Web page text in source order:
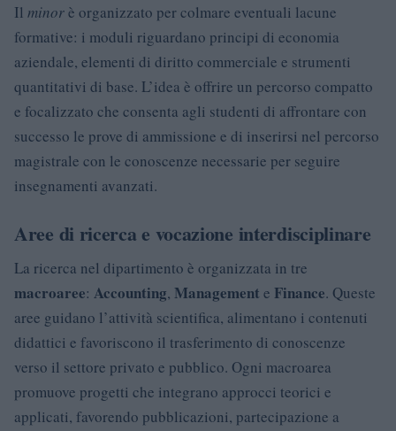
Il minorè organizzato per colmare eventuali lacune
formative: i moduli riguardano principi di economia
aziendale, elementi di diritto commerciale e strumenti
quantitativi di base. L’idea è offrire un percorso compatto
e focalizzato che consenta agli studenti di affrontare con
successo le prove di ammissione e di inserirsi nel percorso
magistrale con le conoscenze necessarie per seguire
insegnamenti avanzati.
Aree di ricerca e vocazione interdisciplinare
La ricerca nel dipartimento è organizzata in tre
macroaree: Accounting, Management e Finance. Queste
aree guidano l’attività scientifica, alimentano i contenuti
didattici e favoriscono il trasferimento di conoscenze
verso il settore privato e pubblico. Ogni macroarea
promuove progetti che integrano approcci teorici e
applicati, favorendo pubblicazioni, partecipazione a